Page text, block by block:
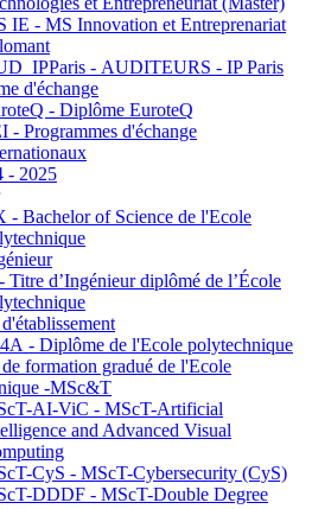
IE - MS Innovation et Entreprenariat
- AUDITEURS - IP Paris
d'échange
- Diplôme EuroteQ
- Programmes d'échange
- 2025
- Bachelor of Science de l'Ecole
Titre d’Ingénieur diplômé de l’École
- Diplôme de l'Ecole polytechnique
formation gradué de l'Ecole
-MSc&T
AI-ViC - MScT-Artificial
and Advanced Visual
CyS - MScT-Cybersecurity (CyS)
DDDF - MScT-Double Degree